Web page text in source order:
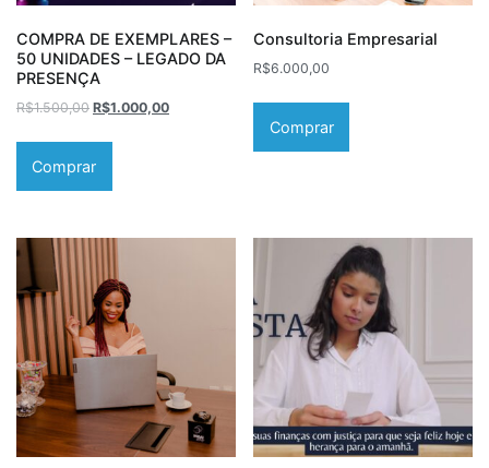
COMPRA DE EXEMPLARES –
50 UNIDADES – LEGADO DA
PRESENÇA
R$1.500,00 R$1.000,00
Comprar
Consultoria Empresarial
R$6.000,00
Comprar